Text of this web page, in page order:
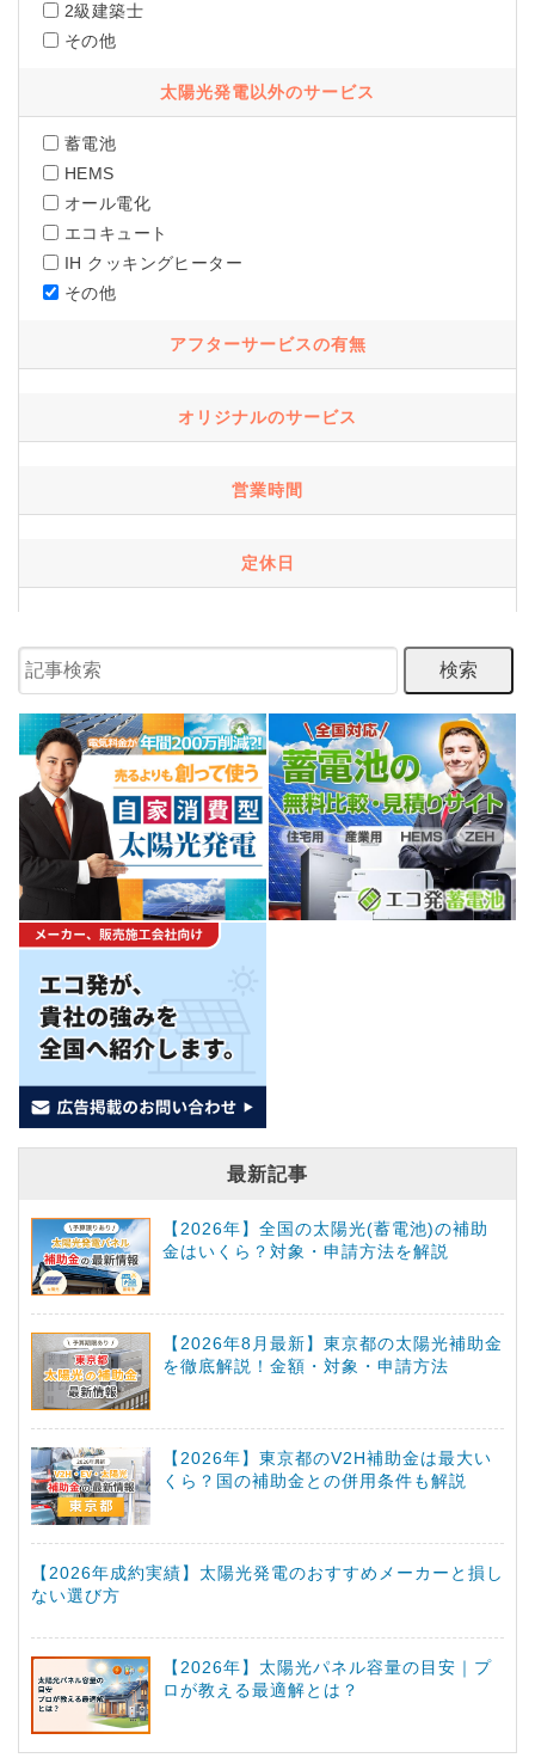
2級建築士
その他
太陽光発電以外のサービス
蓄電池
HEMS
オール電化
エコキュート
IH クッキングヒーター
その他
アフターサービスの有無
オリジナルのサービス
営業時間
定休日
最新記事
【2026年】全国の太陽光(蓄電池)の補助
金はいくら？対象・申請方法を解説
【2026年8月最新】東京都の太陽光補助金
を徹底解説！金額・対象・申請方法
【2026年】東京都のV2H補助金は最大い
くら？国の補助金との併用条件も解説
【2026年成約実績】太陽光発電のおすすめメーカーと損し
ない選び方
【2026年】太陽光パネル容量の目安｜プ
ロが教える最適解とは？